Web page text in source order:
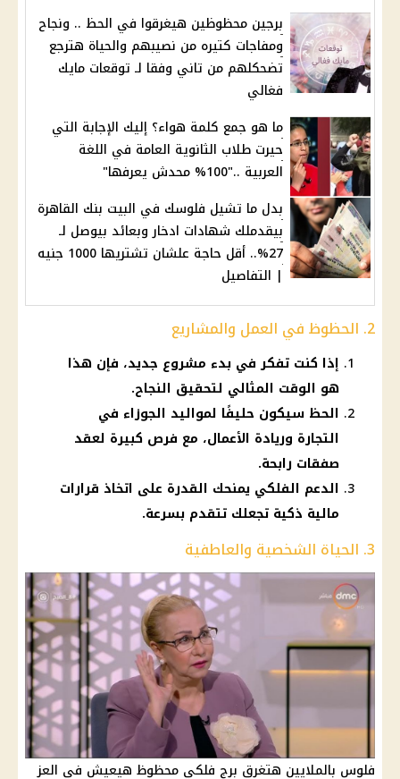
برجين محظوظين هيغرقوا في الحظ .. ونجاح
ومفاجات كتيره من نصيبهم والحياة هترجع
تضحكلهم من تاني وفقا لـ توقعات مايك
فغالي
ما هو جمع كلمة هواء؟ إليك الإجابة التي
حيرت طلاب الثانوية العامة في اللغة
العربية .."100% محدش يعرفها"
بدل ما تشيل فلوسك في البيت بنك القاهرة
بيقدملك شهادات ادخار وبعائد بيوصل لـ
27%.. أقل حاجة علشان تشتريها 1000 جنيه
| التفاصيل
2. الحظوظ في العمل والمشاريع
إذا كنت تفكر في بدء مشروع جديد، فإن هذا
هو الوقت المثالي لتحقيق النجاح.
الحظ سيكون حليفًا لمواليد الجوزاء في
التجارة وريادة الأعمال، مع فرص كبيرة لعقد
صفقات رابحة.
الدعم الفلكي يمنحك القدرة على اتخاذ قرارات
مالية ذكية تجعلك تتقدم بسرعة.
3. الحياة الشخصية والعاطفية
فلوس بالملايين هتغرق برج فلكي محظوظ هيعيش في العز